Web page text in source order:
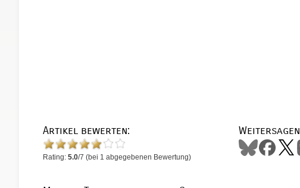
Artikel bewerten:
Rating: 5.0/7 (bei 1 abgegebenen Bewertung)
Weitersagen